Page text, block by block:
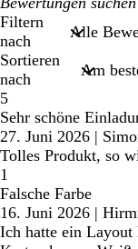
Sucheingaben
Filtern
nach
Sortieren
nach
5
Sehr schöne
27. Juni 2026 |
Tolles Produkt, so
1
Falsche Farbe
16. Juni 2026 |
Ich hatte ein Layout